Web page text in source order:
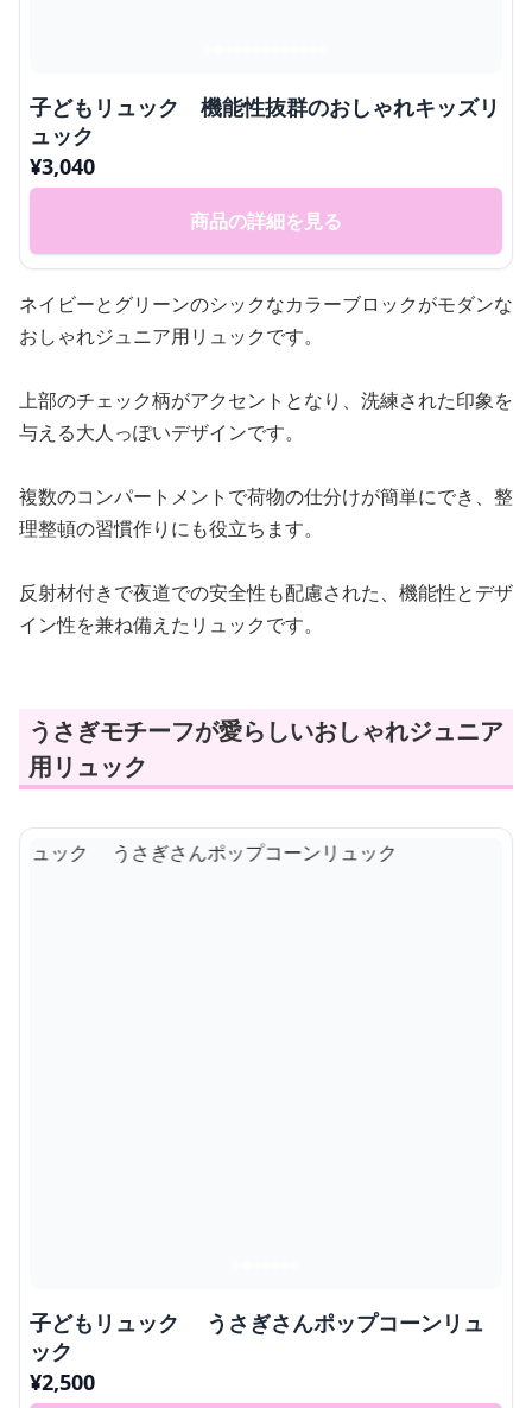
子どもリュック 機能性抜群のおしゃれキッズリ
ュック
¥3,040
商品の詳細を見る
ネイビーとグリーンのシックなカラーブロックがモダンな
おしゃれジュニア用リュックです。
上部のチェック柄がアクセントとなり、洗練された印象を
与える大人っぽいデザインです。
複数のコンパートメントで荷物の仕分けが簡単にでき、整
理整頓の習慣作りにも役立ちます。
反射材付きで夜道での安全性も配慮された、機能性とデザ
イン性を兼ね備えたリュックです。
うさぎモチーフが愛らしいおしゃれジュニア
用リュック
子どもリュック うさぎさんポップコーンリュ
ック
¥2,500